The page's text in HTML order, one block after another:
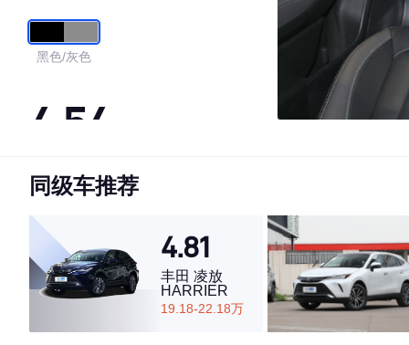
黑色/灰色
4.54
·外观表现一般，低于68%同级车
·空间表现一般，低于91%同级车
同级车推荐
4.81
丰田 凌放
HARRIER
19.18-22.18万